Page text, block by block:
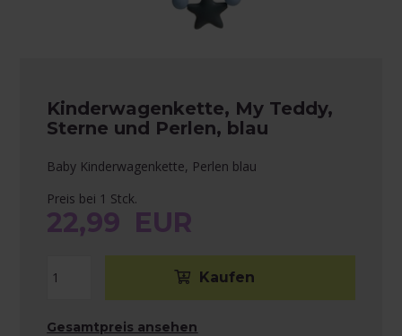
Kinderwagenkette, My Teddy,
Sterne und Perlen, blau
Baby Kinderwagenkette, Perlen blau
Preis bei 1 Stck.
22,99 EUR
Gesamtpreis ansehen